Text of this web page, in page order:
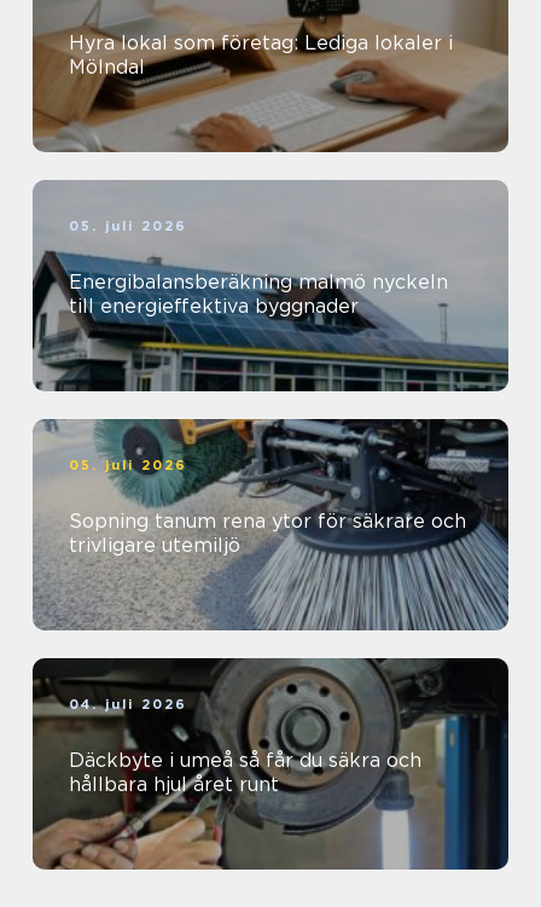
Hyra lokal som företag: Lediga lokaler i
Mölndal
05. juli 2026
Energibalansberäkning malmö nyckeln
till energieffektiva byggnader
05. juli 2026
Sopning tanum rena ytor för säkrare och
trivligare utemiljö
04. juli 2026
Däckbyte i umeå så får du säkra och
hållbara hjul året runt